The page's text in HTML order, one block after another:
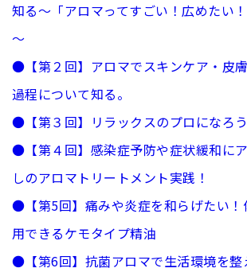
知る～「アロマってすごい！広めたい
～
● 【第２回】アロマでスキンケア・皮
過程について知る。
● 【第３回】リラックスのプロになろう
● 【第４回】感染症予防や症状緩和に
しのアロマトリートメント実践！
● 【第5回】痛みや炎症を和らげたい
用できるケモタイプ精油
● 【第6回】抗菌アロマで生活環境を